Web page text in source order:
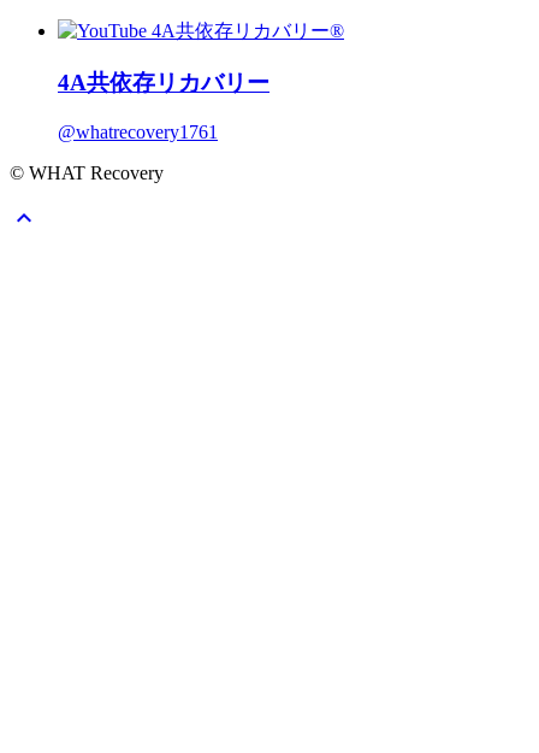
4A共依存リカバリー
@whatrecovery1761
© WHAT Recovery
expand_less